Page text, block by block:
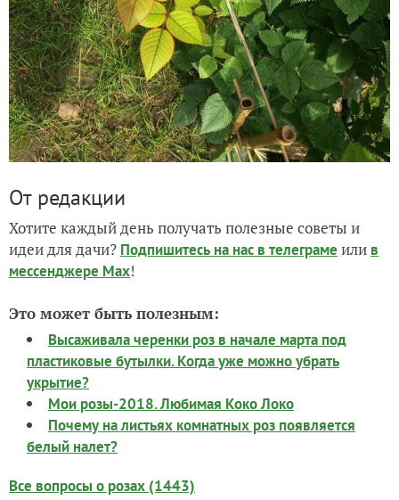
От редакции
Хотите каждый день получать полезные советы и
идеи для дачи? Подпишитесь на нас в телеграме или в
мессенджере Max!
Это может быть полезным:
Высаживала черенки роз в начале марта под
пластиковые бутылки. Когда уже можно убрать
укрытие?
Мои розы-2018. Любимая Коко Локо
Почему на листьях комнатных роз появляется
белый налет?
Все вопросы о розах (1443)